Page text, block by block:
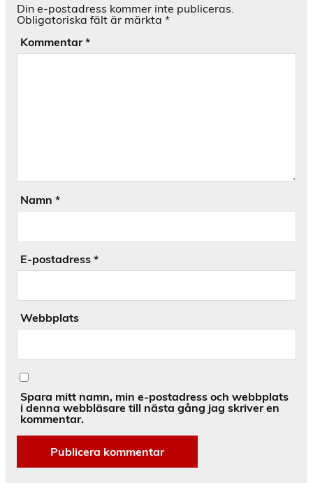
Din e-postadress kommer inte publiceras.
Obligatoriska fält är märkta *
Kommentar*
Namn *
E-postadress *
Webbplats
Spara mitt namn, min e-postadress och webbplats
i denna webbläsare till nästa gång jag skriver en
kommentar.